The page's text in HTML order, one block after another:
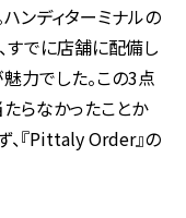
ンディターミナルの
すでに店舗に配備し
力でした。この3点
らなかったことか
『Pittaly Order』の